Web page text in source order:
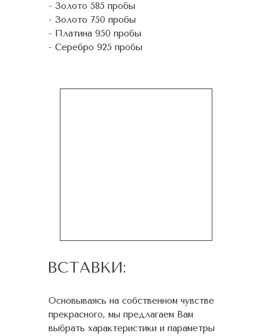
- Золото 585 пробы
- Золото 750 пробы
- Платина 950 пробы
- Серебро 925 пробы
ВСТАВКИ:
Основываясь на собственном чувстве
прекрасного, мы предлагаем Вам
выбрать характеристики и параметры